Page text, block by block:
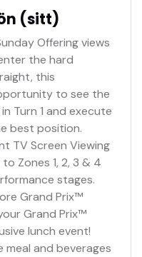
(sitt)
Offering views
the hard
this
to see the
Turn 1 and execute
best position.
TV Screen Viewing
Zones 1, 2, 3 & 4
stages.
Grand Prix™
Grand Prix™
lunch event!
and beverages